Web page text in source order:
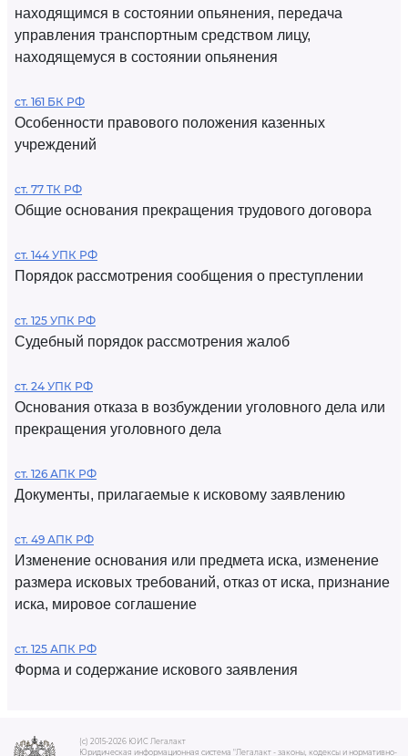
находящимся в состоянии опьянения, передача
управления транспортным средством лицу,
находящемуся в состоянии опьянения
ст. 161 БК РФ
Особенности правового положения казенных
учреждений
ст. 77 ТК РФ
Общие основания прекращения трудового договора
ст. 144 УПК РФ
Порядок рассмотрения сообщения о преступлении
ст. 125 УПК РФ
Судебный порядок рассмотрения жалоб
ст. 24 УПК РФ
Основания отказа в возбуждении уголовного дела или
прекращения уголовного дела
ст. 126 АПК РФ
Документы, прилагаемые к исковому заявлению
ст. 49 АПК РФ
Изменение основания или предмета иска, изменение
размера исковых требований, отказ от иска, признание
иска, мировое соглашение
ст. 125 АПК РФ
Форма и содержание искового заявления
(c) 2015-2026 ЮИС Легалакт
Юридическая информационная система "Легалакт - законы, кодексы и нормативно-